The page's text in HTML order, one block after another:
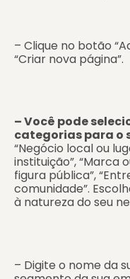
– Clique no botão
“Criar nova página”.
– Você pode
categorias para o
“Negócio local ou
instituição”, “Marca
figura pública”,
comunidade”.
à natureza do seu
– Digite o nome da